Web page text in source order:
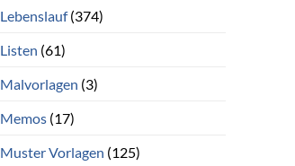
Lebenslauf(374)
Listen (61)
Malvorlagen (3)
Memos(17)
Muster Vorlagen (125)